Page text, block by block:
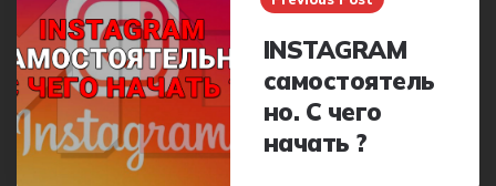
INSTAGRAM
самостоятель
но. С чего
начать ?